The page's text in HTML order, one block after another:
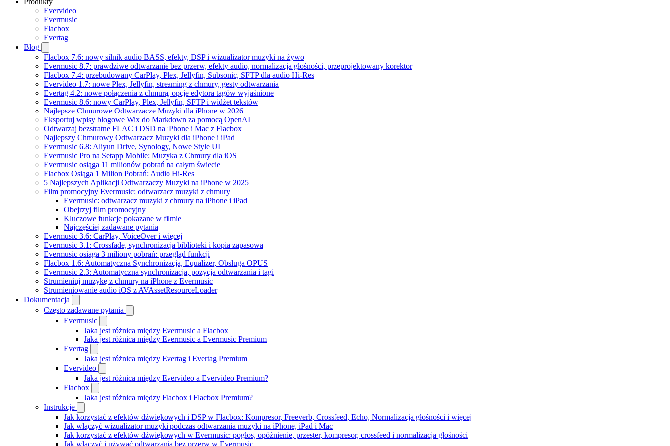
Produkty
Evervideo
Evermusic
Flacbox
Evertag
Blog
Flacbox 7.6: nowy silnik audio BASS, efekty, DSP i wizualizator muzyki na żywo
Evermusic 8.7: prawdziwe odtwarzanie bez przerw, efekty audio, normalizacja głośności, przeprojektowany korektor
Flacbox 7.4: przebudowany CarPlay, Plex, Jellyfin, Subsonic, SFTP dla audio Hi-Res
Evervideo 1.7: nowe Plex, Jellyfin, streaming z chmury, gesty odtwarzania
Evertag 4.2: nowe połączenia z chmurą, opcje edytora tagów wyjaśnione
Evermusic 8.6: nowy CarPlay, Plex, Jellyfin, SFTP i widżet tekstów
Najlepsze Chmurowe Odtwarzacze Muzyki dla iPhone w 2026
Eksportuj wpisy blogowe Wix do Markdown za pomocą OpenAI
Odtwarzaj bezstratne FLAC i DSD na iPhone i Mac z Flacbox
Najlepszy Chmurowy Odtwarzacz Muzyki dla iPhone i iPad
Evermusic 6.8: Aliyun Drive, Synology, Nowe Style UI
Evermusic Pro na Setapp Mobile: Muzyka z Chmury dla iOS
Evermusic osiąga 11 milionów pobrań na całym świecie
Flacbox Osiąga 1 Milion Pobrań: Audio Hi-Res
5 Najlepszych Aplikacji Odtwarzaczy Muzyki na iPhone w 2025
Film promocyjny Evermusic: odtwarzacz muzyki z chmury
Evermusic: odtwarzacz muzyki z chmury na iPhone i iPad
Obejrzyj film promocyjny
Kluczowe funkcje pokazane w filmie
Najczęściej zadawane pytania
Evermusic 3.6: CarPlay, VoiceOver i więcej
Evermusic 3.1: Crossfade, synchronizacja biblioteki i kopia zapasowa
Evermusic osiąga 3 miliony pobrań: przegląd funkcji
Flacbox 1.6: Automatyczna Synchronizacja, Equalizer, Obsługa OPUS
Evermusic 2.3: Automatyczna synchronizacja, pozycja odtwarzania i tagi
Strumieniuj muzykę z chmury na iPhone z Evermusic
Strumieniowanie audio iOS z AVAssetResourceLoader
Dokumentacja
Często zadawane pytania
Evermusic
Jaka jest różnica między Evermusic a Flacbox
Jaka jest różnica między Evermusic a Evermusic Premium
Evertag
Jaka jest różnica między Evertag i Evertag Premium
Evervideo
Jaka jest różnica między Evervideo a Evervideo Premium?
Flacbox
Jaka jest różnica między Flacbox i Flacbox Premium?
Instrukcje
Jak korzystać z efektów dźwiękowych i DSP w Flacbox: Kompresor, Freeverb, Crossfeed, Echo, Normalizacja głośności i więcej
Jak włączyć wizualizator muzyki podczas odtwarzania muzyki na iPhone, iPad i Mac
Jak korzystać z efektów dźwiękowych w Evermusic: pogłos, opóźnienie, przester, kompresor, crossfeed i normalizacja głośności
Jak włączyć i używać odtwarzania bez przerw w Evermusic